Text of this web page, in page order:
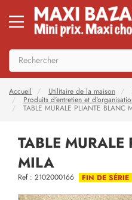
Accueil Utilitaire de la maison
Produits d'entretien et
TABLE MURALE PLIANTE BLANC
TABLE
MILA
Ref : 2102000166 FIN DE SÉRIE